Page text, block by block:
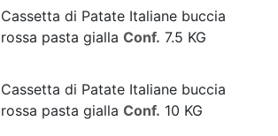
Cassetta di Patate Italiane buccia
rossa pasta gialla Conf. 7.5 KG
Cassetta di Patate Italiane buccia
rossa pasta gialla Conf. 10 KG